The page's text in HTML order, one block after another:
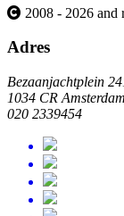
2008 - 2026 and
Adres
Bezaanjachtplein
1034 CR Amsterdam
020 2339454